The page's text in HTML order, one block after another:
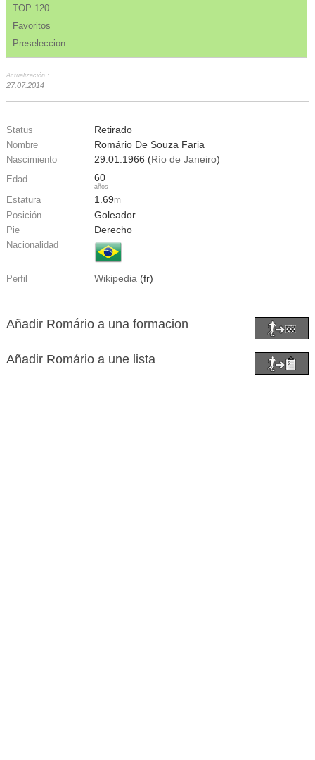
TOP 120
Favoritos
Preseleccion
Actualización :
27.07.2014
Status Retirado
Nombre Romário De Souza Faria
Nascimiento 29.01.1966 (Río de Janeiro)
Edad 60
años
Estatura 1.69m
Posición Goleador
Pie Derecho
Nacionalidad
Perfil Wikipedia (fr)
Añadir Romário a una formacion
Añadir Romário a une lista